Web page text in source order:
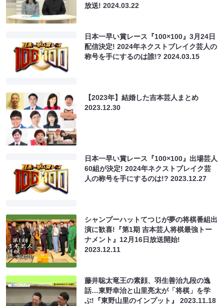
放送!2024.03.22
日本一早い賞レース『100×100』3月24日
配信決定! 2024年ネクストブレイク芸人の
称号を手にするのは誰!?2024.03.15
【2023年】結婚した吉本芸人まとめ
2023.12.30
日本一早い賞レース『100×100』出場芸人
60組が決定! 2024年ネクストブレイク芸
人の称号を手にするのは!?2023.12.27
シャンプーハットてつじが夢の将棋番組出
演に歓喜!『第1期 吉本芸人将棋最強トー
ナメント』12月16日放送開始!
2023.12.11
藤井聡太竜王の素顔、羽生善治九段の逸
話…東野幸治と山里亮太が「将棋」を学
ぶ!『東野山里のインプット』2023.11.18